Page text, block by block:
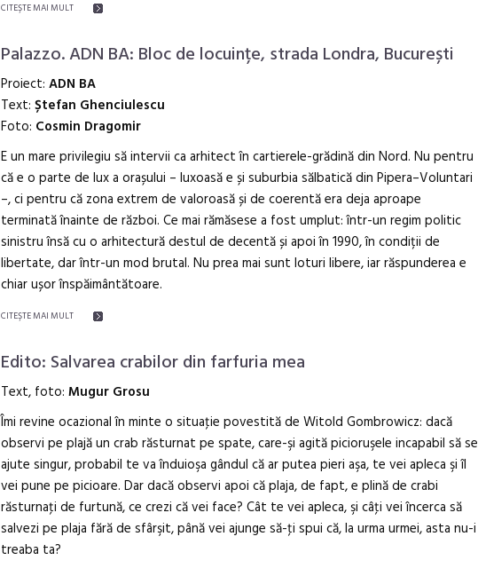
CITEŞTE MAI MULT
Palazzo. ADN BA: Bloc de locuințe, strada Londra, București
Proiect: ADN BA
Text: Ștefan Ghenciulescu
Foto: Cosmin Dragomir
E un mare privilegiu să intervii ca arhitect în cartierele-grădină din Nord. Nu pentru
că e o parte de lux a orașului – luxoasă e și suburbia sălbatică din Pipera–Voluntari
–, ci pentru că zona extrem de valoroasă și de coerentă era deja aproape
terminată înainte de război. Ce mai rămăsese a fost umplut: într-un regim politic
sinistru însă cu o arhitectură destul de decentă și apoi în 1990, în condiții de
libertate, dar într-un mod brutal. Nu prea mai sunt loturi libere, iar răspunderea e
chiar ușor înspăimântătoare.
CITEŞTE MAI MULT
Edito: Salvarea crabilor din farfuria mea
Text, foto: Mugur Grosu
Îmi revine ocazional în minte o situaţie povestită de Witold Gombrowicz: dacă
observi pe plajă un crab răsturnat pe spate, care-şi agită picioruşele incapabil să se
ajute singur, probabil te va înduioşa gândul că ar putea pieri aşa, te vei apleca şi îl
vei pune pe picioare. Dar dacă observi apoi că plaja, de fapt, e plină de crabi
răsturnaţi de furtună, ce crezi că vei face? Cât te vei apleca, şi câţi vei încerca să
salvezi pe plaja fără de sfârşit, până vei ajunge să-ţi spui că, la urma urmei, asta nu-i
treaba ta?